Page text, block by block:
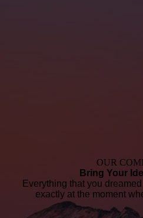
OUR
Bring Your
Everything that you
exactly at the moment